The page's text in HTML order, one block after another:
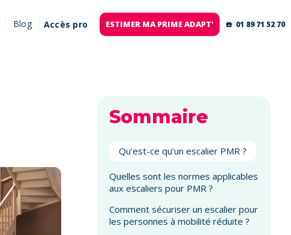
Blog Accès pro ESTIMER MA PRIME ADAPT' ☎️ 01 89 71 52 70
Sommaire
Qu’est-ce qu’un escalier PMR ?
Quelles sont les normes applicables
aux escaliers pour PMR ?
Comment sécuriser un escalier pour
les personnes à mobilité réduite ?